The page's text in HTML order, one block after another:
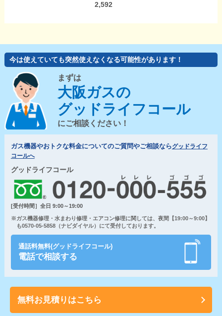
2,592
今は使えていても突然使えなくなる可能性があります！
まずは
大阪ガスの
グッドライフコール
にご相談ください！
ガス機器やおトクな料金についてのご質問やご相談ならグッドライフ
コールへ
グッドライフコール
[受付時間］全日 9:00～19:00
※ガス機器修理・水まわり修理・エアコン修理に関しては、夜間【19:00～9:00】
も0570-05-5858（ナビダイヤル）にて受付しております。
通話料無料(グッドライフコール)
電話で相談する
無料お見積りはこちら